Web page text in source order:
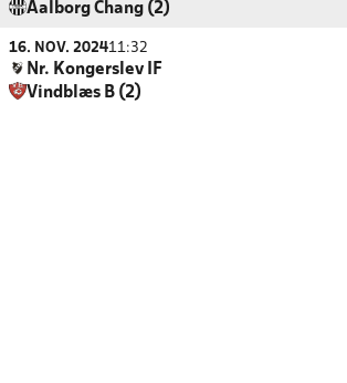
Aalborg Chang (2)
16. NOV. 202411:32
Nr. Kongerslev IF
Vindblæs B (2)